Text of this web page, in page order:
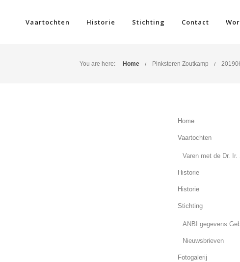
Vaartochten Historie Stichting Contact
You are here: Home Pinksteren Zoutkamp
Home
Vaartochten
Varen met de Dr. Ir.
Historie
Historie
Stichting
ANBI gegevens
Nieuwsbrieven
Fotogalerij